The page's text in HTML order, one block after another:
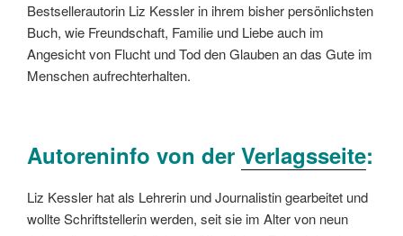
Bestsellerautorin Liz Kessler in ihrem bisher persönlichsten
Buch, wie Freundschaft, Familie und Liebe auch im
Angesicht von Flucht und Tod den Glauben an das Gute im
Menschen aufrechterhalten.
Autoreninfo von der Verlagsseite:
Liz Kessler hat als Lehrerin und Journalistin gearbeitet und
wollte Schriftstellerin werden, seit sie im Alter von neun